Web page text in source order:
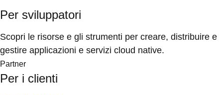
Per sviluppatori
Scopri le risorse e gli strumenti per creare, distribuire e
gestire applicazioni e servizi cloud native.
Partner
Per i clienti